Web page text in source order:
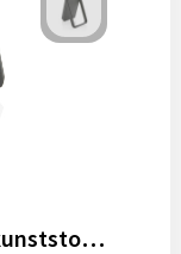
Skywave RCS gerecyclede kunststof zonne-powerbank 10000 mAh